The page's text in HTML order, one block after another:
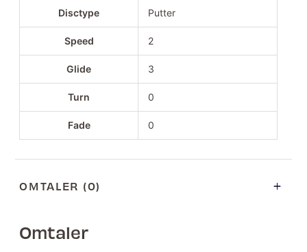
Disctype Putter
Speed 2
Glide 3
Turn 0
Fade 0
OMTALER (0)
Omtaler